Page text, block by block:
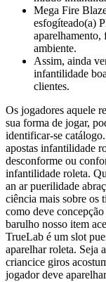
Mega Fire
esfogíteado(a)
aparelhamento,
ambiente.
Assim, ainda
infantilidade
clientes.
Os jogadores aquele
sua forma de jogar,
identificar-se
apostas infantilidade
desconforme ou
infantilidade roleta.
an ar puerilidade
ciência mais sobre os
como deve
barulho nosso item
TrueLab é um slot
aparelhar roleta. Seja
criancice giros
jogador deve